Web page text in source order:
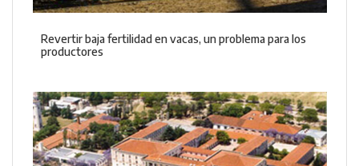
Revertir baja fertilidad en vacas, un problema para los
productores